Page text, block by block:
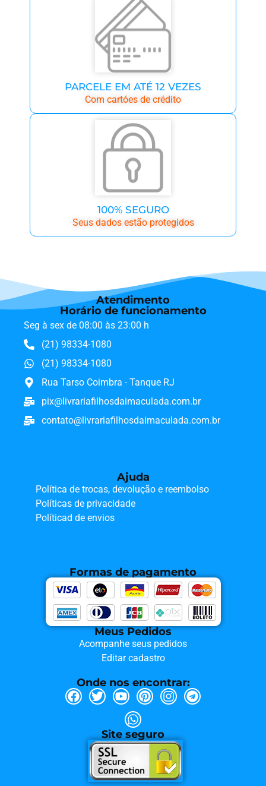
PARCELE EM ATÉ 12 VEZES
Com cartóes de crédito
100% SEGURO
Seus dados estão protegidos
Atendimento
Horário de funcionamento
Seg à sex de 08:00 às 23:00 h
(21) 98334-1080
(21) 98334-1080
Rua Tarso Coimbra - Tanque RJ
pix@livrariafilhosdaimaculada.com.br
contato@livrariafilhosdaimaculada.com.br
Ajuda
Política de trocas, devolução e reembolso
Políticas de privacidade
Políticad de envios
Formas de pagamento
Meus Pedidos
Acompanhe seus pedidos
Editar cadastro
Onde nos encontrar:
Site seguro